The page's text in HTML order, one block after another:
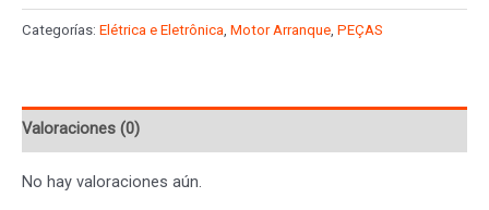
arranque
RENAULT
1.5
(KC07)
Categorías: Elétrica e Eletrônica Motor Arranque PEÇAS
Valoraciones (0)
No hay valoraciones aún.